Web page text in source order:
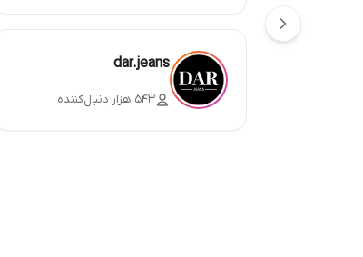
dar.jeans
۵۴۳ هزار دنبال‌کننده